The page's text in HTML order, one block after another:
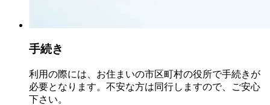
手続き
利用の際には、お住まいの市区町村の役所で手続きが
必要となります。不安な方は同行しますので、ご安心
下さい。